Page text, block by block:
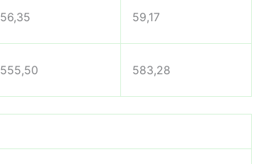
56,35 59,17
555,50 583,28